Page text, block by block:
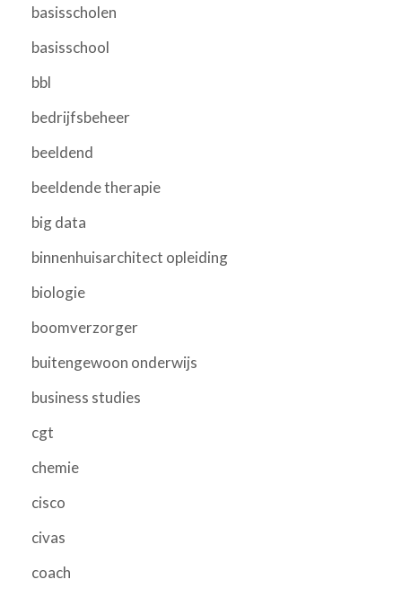
basisscholen
basisschool
bbl
bedrijfsbeheer
beeldend
beeldende therapie
big data
binnenhuisarchitect opleiding
biologie
boomverzorger
buitengewoon onderwijs
business studies
cgt
chemie
cisco
civas
coach